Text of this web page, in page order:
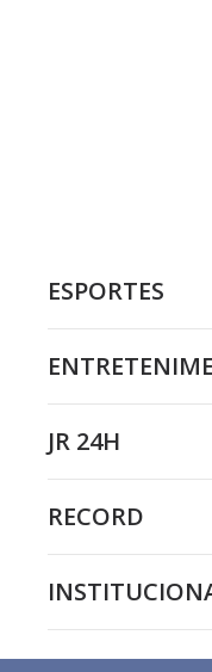
ESPORTES
JR 24H
RECORD